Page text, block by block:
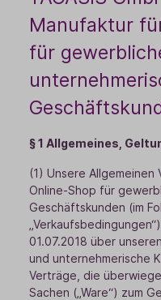
Manufaktur
für
§ 1 Allgemeines,
(1) Unsere
Online-Shop für
Geschäftskunden (im
01.07.2018 über
und unternehmerische
Verträge, die
Sachen („Ware“) zum